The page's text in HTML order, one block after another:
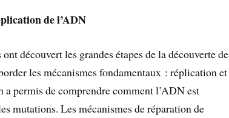
de l’ADN
découvert les grandes étapes de la découverte de
les mécanismes fondamentaux : réplication et
permis de comprendre comment l’ADN est
mutations. Les mécanismes de réparation de